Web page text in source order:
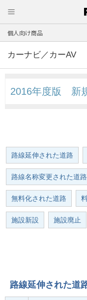
個人向け商品
カーナビ／カーAV
2016年度版 新
路線延伸された道路
路線名称変更された道路
無料化された道路
施設新設 施設廃止
路線延伸された道